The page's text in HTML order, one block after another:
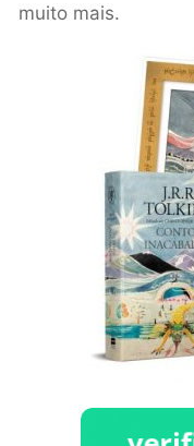
muito mais.